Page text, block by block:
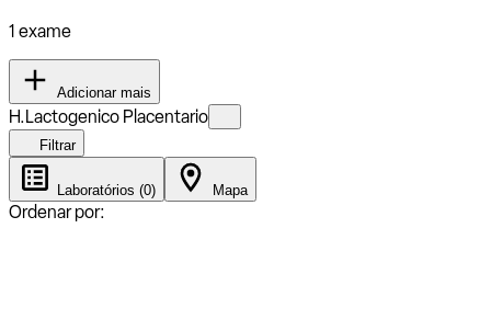
1 exame
Adicionar mais
H.Lactogenico Placentario
Filtrar
Laboratórios (0) Mapa
Ordenar por: